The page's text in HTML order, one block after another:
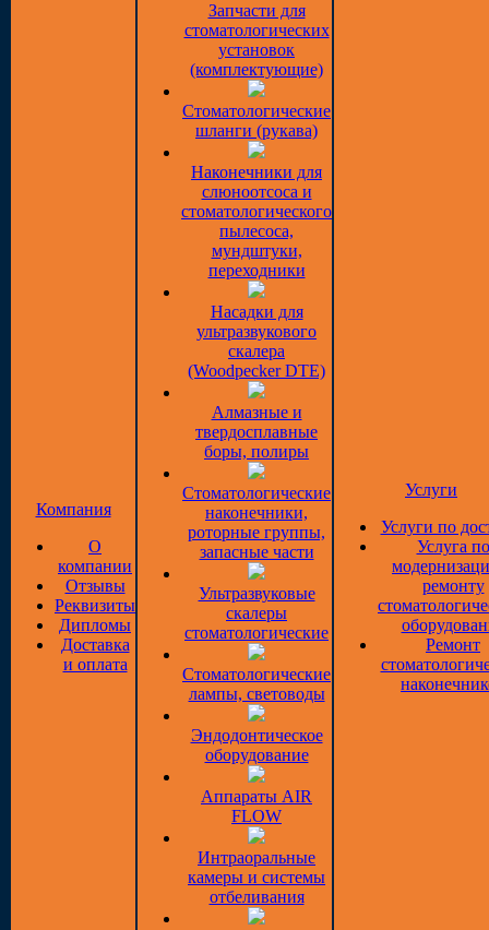
Компания
О
компании
Отзывы
Реквизиты
Дипломы
Доставка
и оплата
Запчасти для
стоматологических
установок
(комплектующие)
Стоматологические
шланги (рукава)
Наконечники для
слюноотсоса и
стоматологического
пылесоса,
мундштуки,
переходники
Насадки для
ультразвукового
скалера
(Woodpecker DTE)
Алмазные и
твердосплавные
боры, полиры
Стоматологические
наконечники,
роторные группы,
запасные части
Ультразвуковые
скалеры
стоматологические
Стоматологические
лампы, световоды
Эндодонтическое
оборудование
Аппараты AIR
FLOW
Интраоральные
камеры и системы
отбеливания
Услуги
Услуги по
Услуга по
ремонту
Ремонт